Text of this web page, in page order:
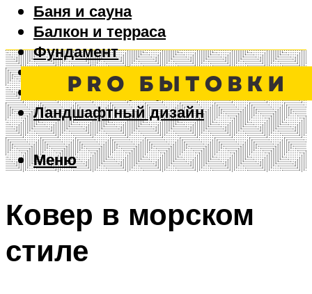
Баня и сауна
Балкон и терраса
Фундамент
Ворота и забор
Дизайн интерьера
Ландшафтный дизайн
Меню
Меню
Ковер в морском
стиле